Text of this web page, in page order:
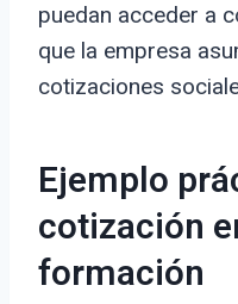
puedan acceder a
que la empresa
cotizaciones
Ejemplo
cotización
formación